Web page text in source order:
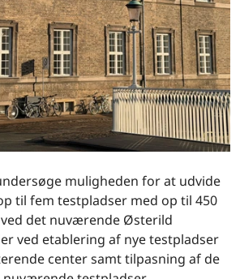
muligheden for at udvide
til fem testpladser med op til 450
det nuværende Østerild
ved etablering af nye testpladser
center samt tilpasning af de